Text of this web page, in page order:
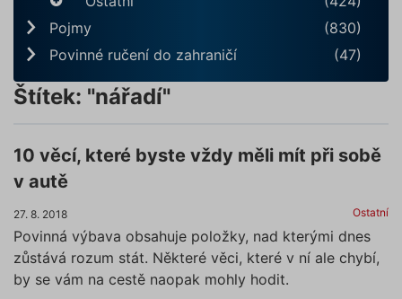
Pojmy
(830)
Povinné ručení do zahraničí
(47)
Štítek: "nářadí"
10 věcí, které byste vždy měli mít při sobě
v autě
27. 8. 2018 Ostatní
Povinná výbava obsahuje položky, nad kterými dnes
zůstává rozum stát. Některé věci, které v ní ale chybí,
by se vám na cestě naopak mohly hodit.